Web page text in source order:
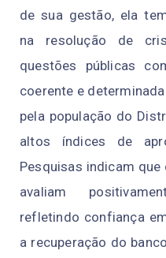
de sua gestão, ela t
na resolução de cris
questões públicas
coerente e determinada
pela população do Dis
altos índices de apr
Pesquisas indicam que
avaliam positivamen
refletindo confiança
a recuperação do